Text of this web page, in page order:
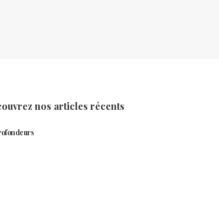
nos articles récents